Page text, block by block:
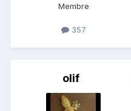
Membre
357
olif